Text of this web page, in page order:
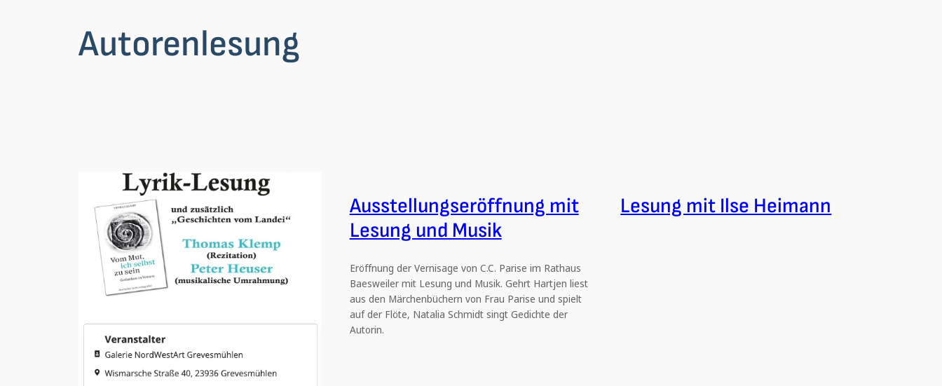
Autorenlesung
Ausstellungseröffnung mit
Lesung und Musik
Eröffnung der Vernisage von C.C. Parise im Rathaus
Baesweiler mit Lesung und Musik. Gehrt Hartjen liest
aus den Märchenbüchern von Frau Parise und spielt
auf der Flöte, Natalia Schmidt singt Gedichte der
Autorin.
Lesung mit Ilse Heimann